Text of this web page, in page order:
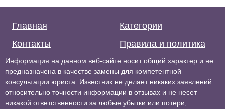
Главная
Категории
Контакты
Правила и политика
Информация на данном веб-сайте носит общий характер и не
предназначена в качестве замены для компетентной
консультации юриста. Известник не делает никаких заявлений
относительно точности информации в отзывах и не несет
никакой ответственности за любые убытки или потери,